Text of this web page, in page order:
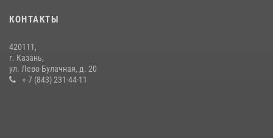
КОНТАКТЫ
420111,
г. Казань,
ул. Лево-Булачная, д. 20
+ 7 (843) 231-44-11